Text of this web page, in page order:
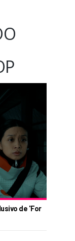
de 'For